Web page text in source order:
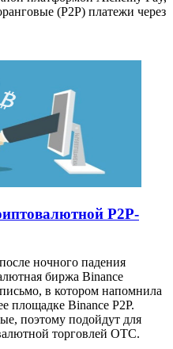
(P2P) платежи через
P2P-
ночного падения
биржа Binance
в котором напомнила
площадке Binance P2P.
поэтому подойдут для
торговлей ОТС.